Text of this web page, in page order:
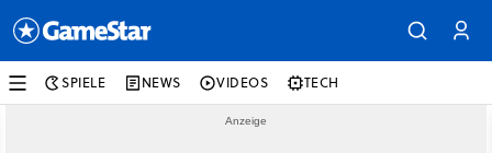
SPIELE NEWS VIDEOS TECH